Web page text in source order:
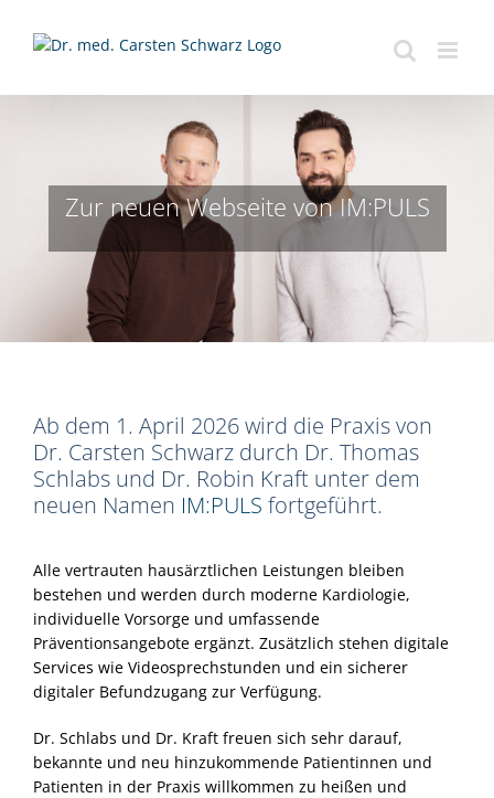
Inhalt
Zur neuen Webseite von IM:PULS
Ab dem 1. April 2026 wird die Praxis von
Dr. Carsten Schwarz durch Dr. Thomas
Schlabs und Dr. Robin Kraft unter dem
neuen Namen IM:PULS fortgeführt.
Alle vertrauten hausärztlichen Leistungen bleiben
bestehen und werden durch moderne Kardiologie,
individuelle Vorsorge und umfassende
Präventionsangebote ergänzt. Zusätzlich stehen digitale
Services wie Videosprechstunden und ein sicherer
digitaler Befundzugang zur Verfügung.
Dr. Schlabs und Dr. Kraft freuen sich sehr darauf,
bekannte und neu hinzukommende Patientinnen und
Patienten in der Praxis willkommen zu heißen und